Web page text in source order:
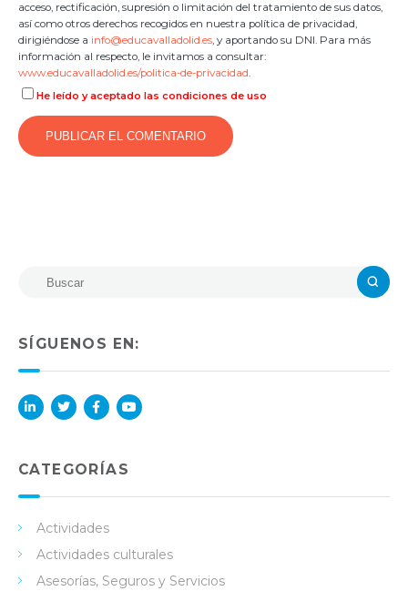
acceso, rectificación, supresión o limitación del tratamiento de sus datos,
así como otros derechos recogidos en nuestra política de privacidad,
dirigiéndose a info@educavalladolid.es, y aportando su DNI. Para más
información al respecto, le invitamos a consultar:
www.educavalladolid.es/politica-de-privacidad.
He leído y aceptado las condiciones de uso
SÍGUENOS EN:
in
ok
e
CATEGORÍAS
Actividades
Actividades culturales
Asesorías, Seguros y Servicios